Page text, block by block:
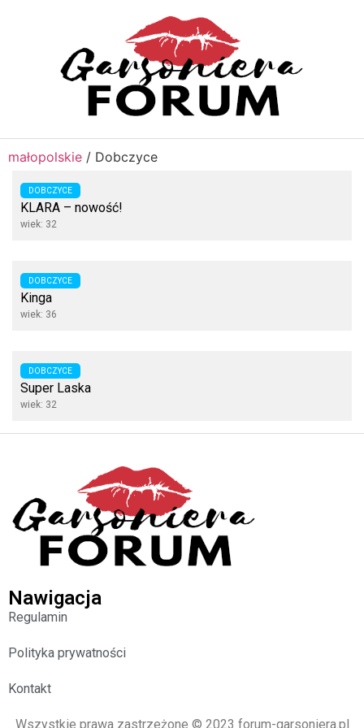
małopolskie / Dobczyce
DOBCZYCE
KLARA – nowość!
wiek: 32
DOBCZYCE
Kinga
wiek: 36
DOBCZYCE
Super Laska
wiek: 32
Nawigacja
Regulamin
Polityka prywatności
Kontakt
Wszystkie prawa zastrzeżone © 2023 forum-garsoniera.pl